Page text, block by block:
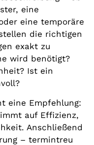
eine
eine temporäre
die richtigen
exakt zu
wird benötigt?
Ist ein
eine Empfehlung:
auf Effizienz,
Anschließend
– termintreu